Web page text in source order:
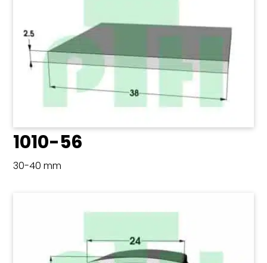
1010-56
30-40 mm